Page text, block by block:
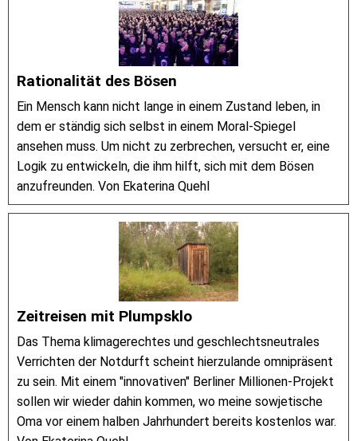
Rationalität des Bösen
Ein Mensch kann nicht lange in einem Zustand leben, in
dem er ständig sich selbst in einem Moral-Spiegel
ansehen muss. Um nicht zu zerbrechen, versucht er, eine
Logik zu entwickeln, die ihm hilft, sich mit dem Bösen
anzufreunden. Von Ekaterina Quehl
Zeitreisen mit Plumpsklo
Das Thema klimagerechtes und geschlechtsneutrales
Verrichten der Notdurft scheint hierzulande omnipräsent
zu sein. Mit einem "innovativen" Berliner Millionen-Projekt
sollen wir wieder dahin kommen, wo meine sowjetische
Oma vor einem halben Jahrhundert bereits kostenlos war.